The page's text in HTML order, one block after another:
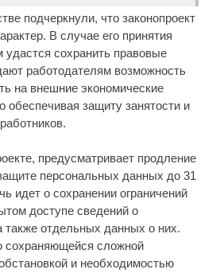
подчеркнули, что законопроект
В случае его принятия
удастся сохранить правовые
работодателям возможность
на внешние экономические
обеспечивая защиту занятости и
предусматривает продление
персональных данных до 31
идет о сохранении ограничений
доступе сведений о
отдельных данных о них.
сохраняющейся сложной
и необходимостью